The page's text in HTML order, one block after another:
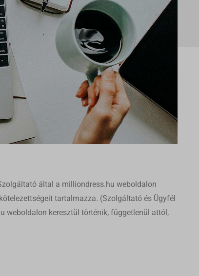
által a milliondress.hu weboldalon
tartalmazza. (Szolgáltató és Ügyfél
weboldalon keresztül történik, függetlenül attól,